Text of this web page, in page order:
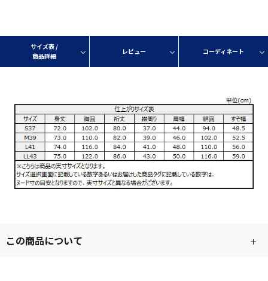
サイズ表 /
商品詳細
レビュー コーディネート
この商品について